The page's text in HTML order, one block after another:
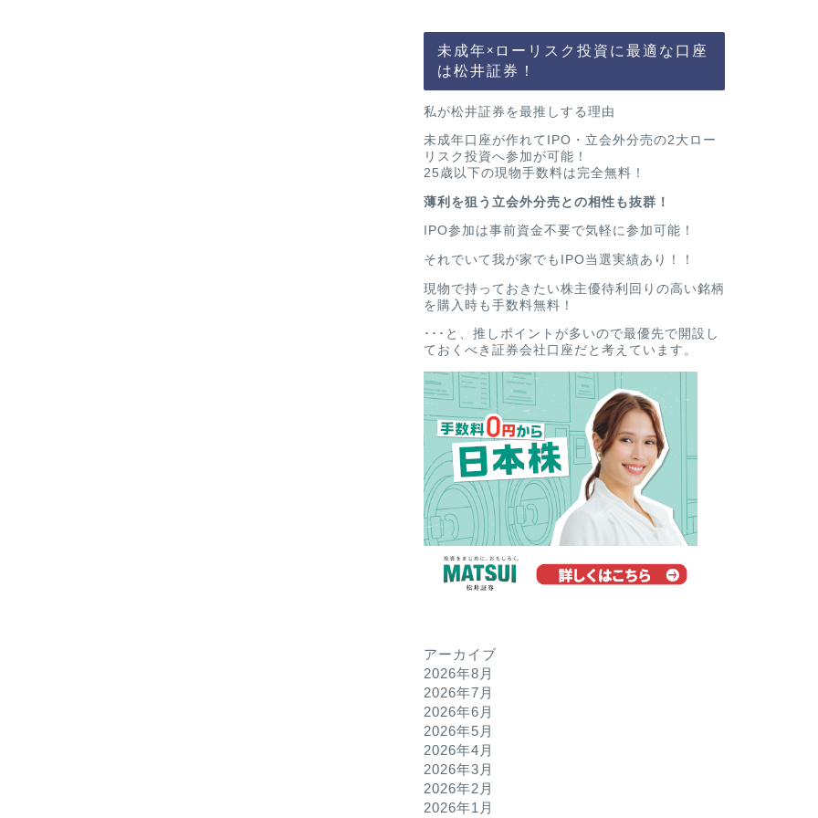
未成年×ローリスク投資に最適な口座
は松井証券！
私が松井証券を最推しする理由
未成年口座が作れてIPO・立会外分売の2大ロー
リスク投資へ参加が可能！
25歳以下の現物手数料は完全無料！
薄利を狙う立会外分売との相性も抜群！
IPO参加は事前資金不要で気軽に参加可能！
それでいて我が家でもIPO当選実績あり！！
現物で持っておきたい株主優待利回りの高い銘柄
を購入時も手数料無料！
･･･と、推しポイントが多いので最優先で開設し
ておくべき証券会社口座だと考えています。
アーカイブ
2026年8月
2026年7月
2026年6月
2026年5月
2026年4月
2026年3月
2026年2月
2026年1月